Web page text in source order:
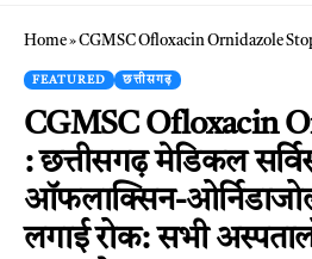
Home»CGMSC Ofloxacin Ornidazole Stop : छत्तीसगढ़ मेडिकल सर्विस कॉर्पोरेशन ने
FEATURED छत्तीसगढ़
CGMSC Ofloxacin
: छत्तीसगढ़ मेडिकल
ऑफलाक्सिन-
लगाई रोक: सभी